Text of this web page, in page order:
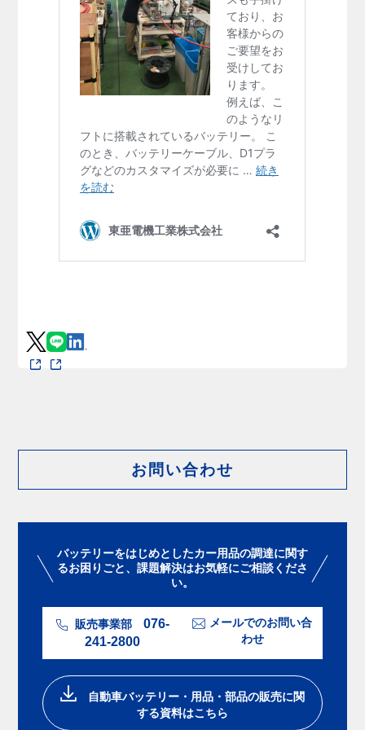
お問い合わせ
バッテリーをはじめとしたカー用品の調達に関す
るお困りごと、課題解決はお気軽にご相談くださ
い。
販売事業部
076-
241-2800
メールでのお問い合
わせ
⾃動⾞バッテリー・⽤品・部品の販売に関
する資料はこちら